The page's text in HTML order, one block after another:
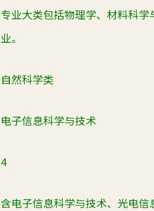
专业大类包括物理学、材料科
业。
自然科学类
电子信息科学与技术
4
含电子信息科学与技术、光电信